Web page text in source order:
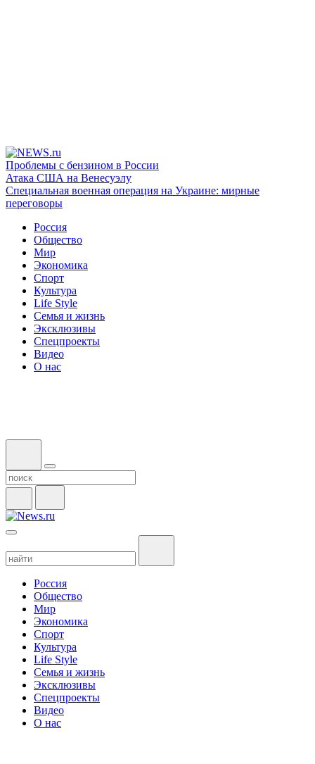
Проблемы с бензином в России
Атака США на Венесуэлу
Специальная военная операция на Украине: мирные
переговоры
Россия
Общество
Мир
Экономика
Спорт
Культура
Life Style
Семья и жизнь
Эксклюзивы
Спецпроекты
Видео
О нас
Россия
Общество
Мир
Экономика
Спорт
Культура
Life Style
Семья и жизнь
Эксклюзивы
Спецпроекты
Видео
О нас